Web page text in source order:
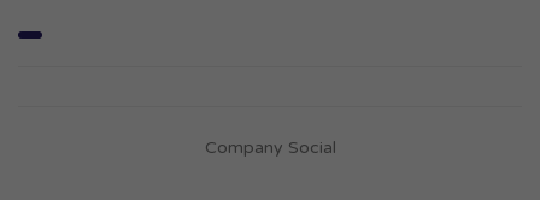
Company Social